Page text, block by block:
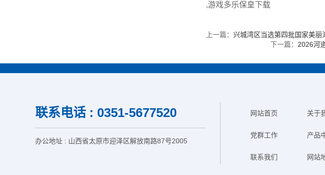
,游戏多乐保皇下载
上一篇： 兴城湾区当选第四批国家美
下一篇： 2026河
联系电话 : 0351-5677520
办公地址 : 山西省太原市迎泽区解放南路87号2005
网站首页 关于
党群工作 产品
联系我们 网站